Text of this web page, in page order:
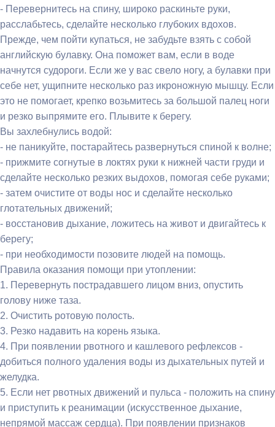
- Перевернитесь на спину, широко раскиньте руки,
расслабьтесь, сделайте несколько глубоких вдохов.
Прежде, чем пойти купаться, не забудьте взять с собой
английскую булавку. Она поможет вам, если в воде
начнутся судороги. Если же у вас свело ногу, а булавки при
себе нет, ущипните несколько раз икроножную мышцу. Если
это не помогает, крепко возьмитесь за большой палец ноги
и резко выпрямите его. Плывите к берегу.
Вы захлебнулись водой:
- не паникуйте, постарайтесь развернуться спиной к волне;
- прижмите согнутые в локтях руки к нижней части груди и
сделайте несколько резких выдохов, помогая себе руками;
- затем очистите от воды нос и сделайте несколько
глотательных движений;
- восстановив дыхание, ложитесь на живот и двигайтесь к
берегу;
- при необходимости позовите людей на помощь.
Правила оказания помощи при утоплении:
1. Перевернуть пострадавшего лицом вниз, опустить
голову ниже таза.
2. Очистить ротовую полость.
3. Резко надавить на корень языка.
4. При появлении рвотного и кашлевого рефлексов -
добиться полного удаления воды из дыхательных путей и
желудка.
5. Если нет рвотных движений и пульса - положить на спину
и приступить к реанимации (искусственное дыхание,
непрямой массаж сердца). При появлении признаков